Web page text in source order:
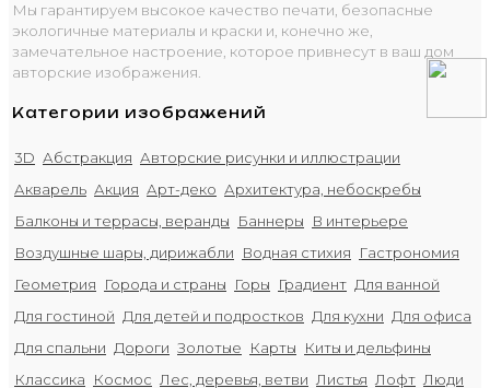
Мы гарантируем высокое качество печати, безопасные
экологичные материалы и краски и, конечно же,
замечательное настроение, которое привнесут в ваш дом
авторские изображения.
Категории изображений
3D Абстракция Авторские рисунки и иллюстрации
Акварель Акция Арт-деко Архитектура, небоскребы
Балконы и террасы, веранды
Баннеры
В интерьере
Воздушные шары, дирижабли
Водная стихия
Гастрономия
Геометрия
Города и страны Горы Градиент Для ванной
Для гостиной Для детей и подростков Для кухни Для офиса
Для спальни Дороги Золотые Карты
Киты и дельфины
Классика
Космос Лес, деревья, ветви Листья Лофт Люди